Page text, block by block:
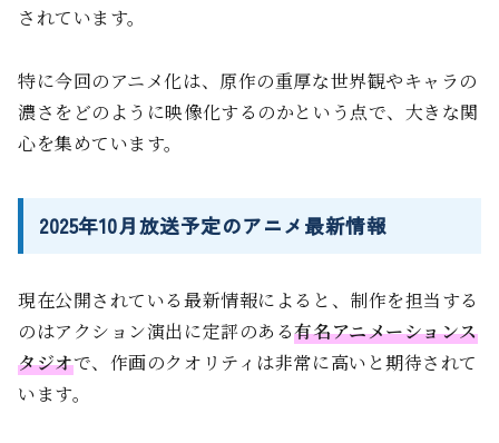
されています。
特に今回のアニメ化は、原作の重厚な世界観やキャラの
濃さをどのように映像化するのかという点で、大きな関
心を集めています。
2025年10月放送予定のアニメ最新情報
現在公開されている最新情報によると、制作を担当する
のはアクション演出に定評のある有名アニメーションス
タジオで、作画のクオリティは非常に高いと期待されて
います。